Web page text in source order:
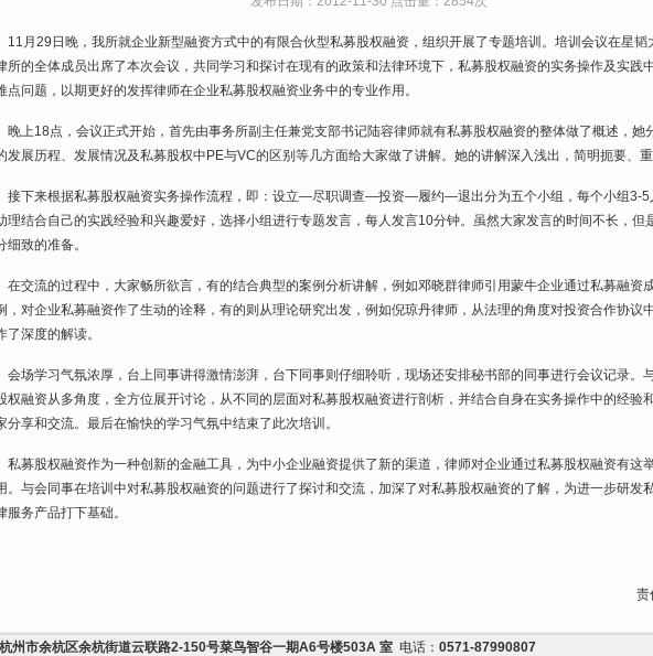
月29日晚，我所就企业新型融资方式中的有限合伙型私募股权融资，组织开展了专题培训。培训会议在星韬
所的全体成员出席了本次会议，共同学习和探讨在现有的政策和法律环境下，私募股权融资的实务操作及实践
点问题，以期更好的发挥律师在企业私募股权融资业务中的专业作用。
上18点，会议正式开始，首先由事务所副主任兼党支部书记陆容律师就有私募股权融资的整体做了概述，她
发展历程、发展情况及私募股权中PE与VC的区别等几方面给大家做了讲解。她的讲解深入浅出，简明扼要、重
下来根据私募股权融资实务操作流程，即：设立—尽职调查—投资—履约—退出分为五个小组，每个小组3-5
理结合自己的实践经验和兴趣爱好，选择小组进行专题发言，每人发言10分钟。虽然大家发言的时间不长，但
细致的准备。
交流的过程中，大家畅所欲言，有的结合典型的案例分析讲解，例如邓晓群律师引用蒙牛企业通过私募融资
，对企业私募融资作了生动的诠释，有的则从理论研究出发，例如倪琼丹律师，从法理的角度对投资合作协议
了深度的解读。
场学习气氛浓厚，台上同事讲得激情澎湃，台下同事则仔细聆听，现场还安排秘书部的同事进行会议记录。
权融资从多角度，全方位展开讨论，从不同的层面对私募股权融资进行剖析，并结合自身在实务操作中的经验
分享和交流。最后在愉快的学习气氛中结束了此次培训。
募股权融资作为一种创新的金融工具，为中小企业融资提供了新的渠道，律师对企业通过私募股权融资有这
。与会同事在培训中对私募股权融资的问题进行了探讨和交流，加深了对私募股权融资的了解，为进一步研发
服务产品打下基础。
责
州市余杭区余杭街道云联路2-150号菜鸟智谷一期A6号楼503A 室电话： 0571-87990807